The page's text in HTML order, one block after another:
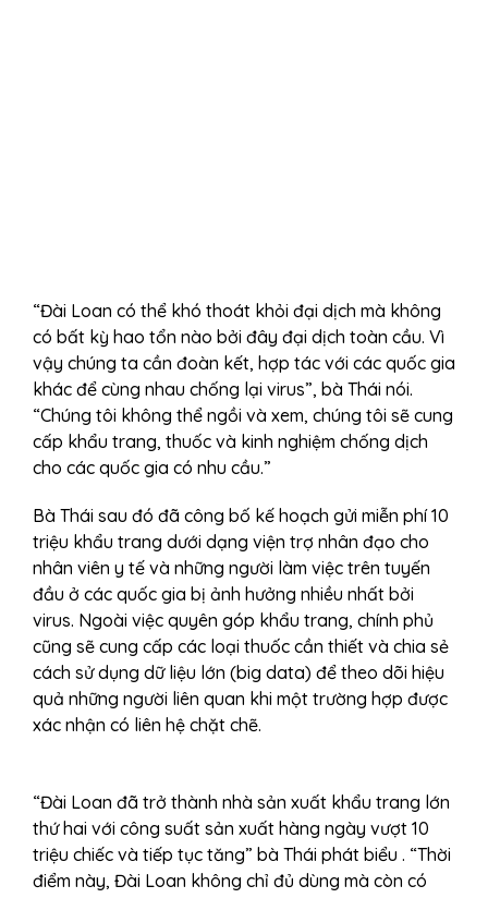
“Đài Loan có thể khó thoát khỏi đại dịch mà không
có bất kỳ hao tổn nào bởi đây đại dịch toàn cầu. Vì
vậy chúng ta cần đoàn kết, hợp tác với các quốc gia
khác để cùng nhau chống lại virus”, bà Thái nói.
“Chúng tôi không thể ngồi và xem, chúng tôi sẽ cung
cấp khẩu trang, thuốc và kinh nghiệm chống dịch
cho các quốc gia có nhu cầu.”
Bà Thái sau đó đã công bố kế hoạch gửi miễn phí 10
triệu khẩu trang dưới dạng viện trợ nhân đạo cho
nhân viên y tế và những người làm việc trên tuyến
đầu ở các quốc gia bị ảnh hưởng nhiều nhất bởi
virus. Ngoài việc quyên góp khẩu trang, chính phủ
cũng sẽ cung cấp các loại thuốc cần thiết và chia sẻ
cách sử dụng dữ liệu lớn (big data) để theo dõi hiệu
quả những người liên quan khi một trường hợp được
xác nhận có liên hệ chặt chẽ.
“Đài Loan đã trở thành nhà sản xuất khẩu trang lớn
thứ hai với công suất sản xuất hàng ngày vượt 10
triệu chiếc và tiếp tục tăng” bà Thái phát biểu . “Thời
điểm này, Đài Loan không chỉ đủ dùng mà còn có